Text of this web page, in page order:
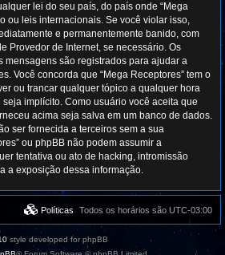
lei do seu país, do país onde “Mega
ou leis internacionais. Se você violar isso,
e permanentemente banido, com
Provedor de Internet, se necessário. Os
mensagens são registrados para ajudar a
Você concorda que “Mega Receptores” tem o
ou trancar qualquer tópico a qualquer hora
implícito. Como usuário você aceita que
acima seja salva em um banco de dados.
ser fornecida a terceiros sem a sua
ou phpBB não podem assumir a
tentativa ou ato de hacking, intromissão
a exposição dessa informação.
Todos os horários são UTC-03:00
Políticas
style developed for phpBB